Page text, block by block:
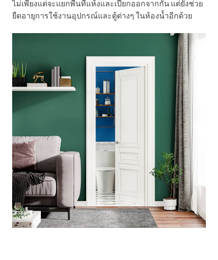
ไม่เพียงแต่จะแยกพื้นที่แห้งและเปียกออกจากกัน แต่ยังช่วย
ยืดอายุการใช้งานอุปกรณ์และตู้ต่างๆ ในห้องน้ำอีกด้วย